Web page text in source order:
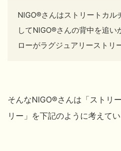
NIGO®さんはストリートカル
してNIGO®さんの背中を追い
ローがラグジュアリーストリ
そんなNIGO®さんは「ストリ
リー」を下記のように考えてい